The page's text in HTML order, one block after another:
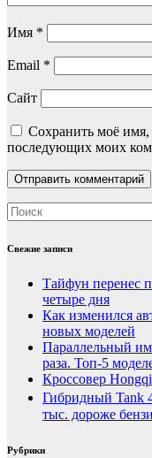
Имя *
Email *
Сайт
Сохранить моё имя,
последующих моих
Свежие записи
Тайфун перенес
четыре дня
Как изменился
новых моделей
Параллельный
раза. Топ-5
Кроссовер
Гибридный Tank
тыс. дороже
Рубрики